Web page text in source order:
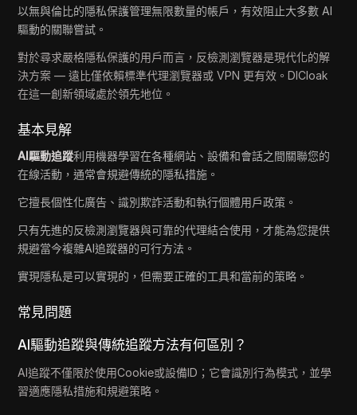
以無與倫比的隱私保護管理無限數量的帳戶，有效阻止大多數 AI
驅動的關聯嘗試。
對於尋求嚴格隱私保護的用戶而言，反檢測瀏覽器是現代化的解
決方案 — 遠比僅依賴標準代理瀏覽器或 VPN 更有效。DICloak
在這一創新領域處於領先地位。
基本見解
AI驅動追蹤利用機器學習在各種網站、設備和會話之間關聯您的
在線活動，通常會規避傳統的隱私措施。
它擅長個性化廣告、識別欺詐活動和執行個體用戶政策。
只有先進的反檢測瀏覽器與可靠的代理結合使用，才能為您提供
規避當今複雜AI追蹤器的可行方法。
實現隱私是可以實現的，但需要正確的工具和當前的策略。
常見問題
AI驅動追蹤與傳統追蹤方法有何區別？
AI追蹤不僅限於使用Cookie或設備ID；它會識別行為模式，並學
習適應隱私措施和規避策略。